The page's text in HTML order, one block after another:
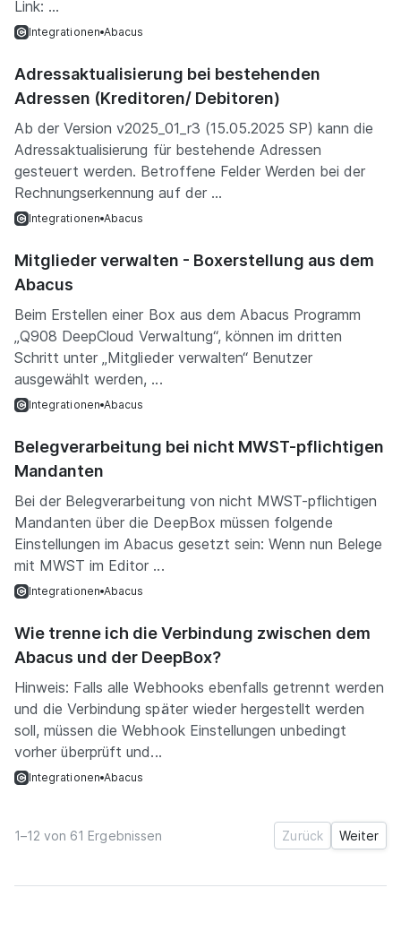
Link: ...
Integrationen Abacus
Adressaktualisierung bei bestehenden
Adressen (Kreditoren/ Debitoren)
Ab der Version v2025_01_r3 (15.05.2025 SP) kann die
Adressaktualisierung für bestehende Adressen
gesteuert werden. Betroffene Felder Werden bei der
Rechnungserkennung auf der ...
Integrationen Abacus
Mitglieder verwalten - Boxerstellung aus dem
Abacus
Beim Erstellen einer Box aus dem Abacus Programm
„Q908 DeepCloud Verwaltung“, können im dritten
Schritt unter „Mitglieder verwalten“ Benutzer
ausgewählt werden, ...
Integrationen Abacus
Belegverarbeitung bei nicht MWST-pflichtigen
Mandanten
Bei der Belegverarbeitung von nicht MWST-pflichtigen
Mandanten über die DeepBox müssen folgende
Einstellungen im Abacus gesetzt sein: Wenn nun Belege
mit MWST im Editor ...
Integrationen Abacus
Wie trenne ich die Verbindung zwischen dem
Abacus und der DeepBox?
Hinweis: Falls alle Webhooks ebenfalls getrennt werden
und die Verbindung später wieder hergestellt werden
soll, müssen die Webhook Einstellungen unbedingt
vorher überprüft und...
Integrationen Abacus
1–12 von 61 Ergebnissen Zurück Weiter